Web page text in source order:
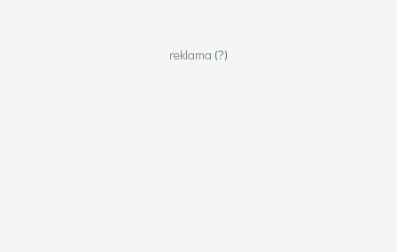
reklama (?)